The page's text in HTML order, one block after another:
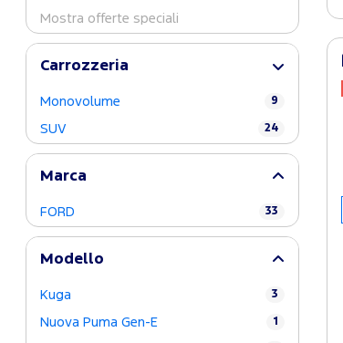
Mostra offerte speciali
Carrozzeria
Monovolume 9
SUV 24
Marca
FORD 33
Modello
Kuga 3
Nuova Puma Gen-E 1